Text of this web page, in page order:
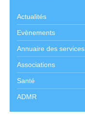
Actualités
Evènements
Annuaire des services
Associations
Santé
ADMR